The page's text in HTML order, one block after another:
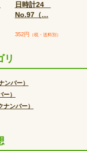
日時計24
No.97（…
352円 （税・送料別）
リ
ンバー）
）
ンバー）